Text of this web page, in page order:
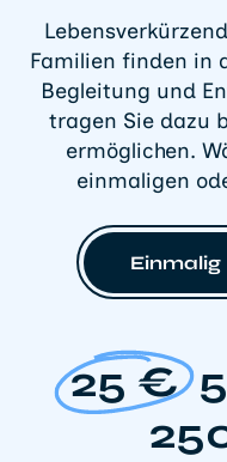
Familien finden in
Begleitung und
tragen Sie dazu
ermöglichen.
einmaligen
Einmalig
25 €